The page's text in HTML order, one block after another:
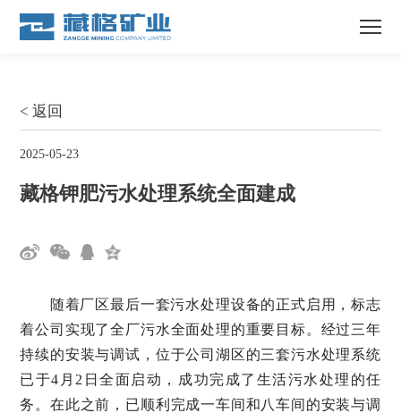
< 返回
2025-05-23
藏格钾肥污水处理系统全面建成
随着厂区最后一套污水处理设备的正式启用，标志
着公司实现了全厂污水全面处理的重要目标。经过三年
持续的安装与调试，位于公司湖区的三套污水处理系统
已于4月2日全面启动，成功完成了生活污水处理的任
务。在此之前，已顺利完成一车间和八车间的安装与调